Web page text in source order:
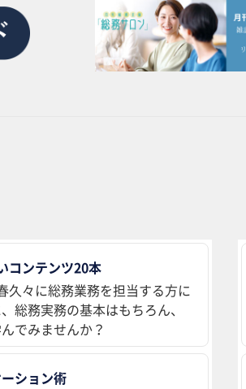
コンテンツ20本
久々に総務業務を担当する方に
総務実務の基本はもちろん、
でみませんか？
ション術